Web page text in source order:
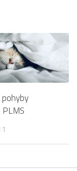
pohyby